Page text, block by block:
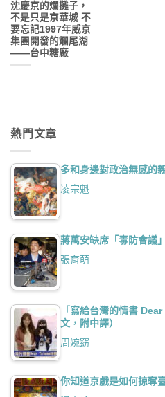
沈慶京的爛攤子，
不是只是京華城 不
要忘記1997年威京
集團開發的爛尾湖
——台中糖廠
熱門文章
多和身邊對政治無感的
凌宗魁
蔣萬安缺席「毒防會議
張育萌
「寫給台灣的情書
文，附中譯）
周婉窈
你知道京戲是如何掠奪